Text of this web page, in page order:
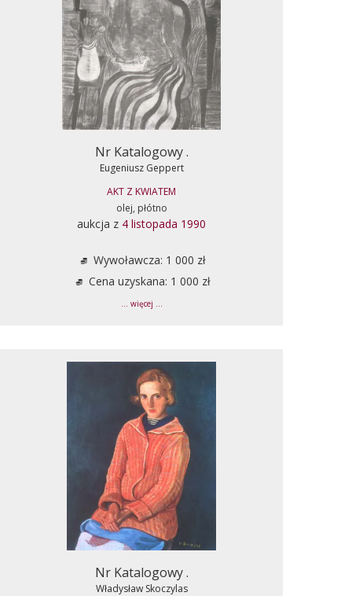
Nr Katalogowy .
Eugeniusz Geppert
AKT Z KWIATEM
olej, płótno
aukcja z 4 listopada 1990
Wywoławcza: 1 000 zł
Cena uzyskana: 1 000 zł
... więcej ...
Nr Katalogowy .
Władysław Skoczylas